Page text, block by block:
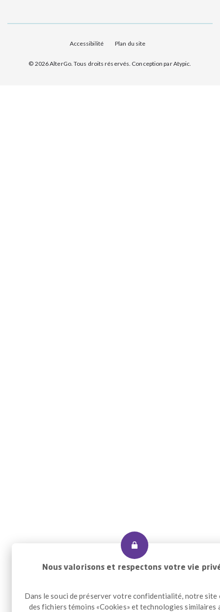
Accessibilité Plan du site
© 2026 AlterGo. Tous droits réservés. Conception parAtypic
Nous valorisons et respectons votre vie
Dans le souci de préserver votre confidentialité, notre site
des fichiers témoins «Cookies» et technologies similaires